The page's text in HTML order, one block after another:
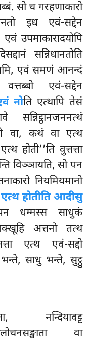
सो च गरहणाकारो
इध एवं-सद्देन
उपमाकारादयोपि
सन्निधानतोति
एवं समणं आनन्दं
एवं-सद्देन
नोति एत्थापि तेसं
सन्निट्ठानजननत्थं
वा, कथं वा एत्थ
होती’’ति वुत्तत्ता
विञ्ञायति, सो पन
नियमियमानो
एत्थ होतीति आदीसु
धम्मस्स साधुकं
अत्तनो तत्थ
एत्थ एवं-सद्दो
साधु भन्ते, सुट्ठु
नन्दियावट्ट
वा